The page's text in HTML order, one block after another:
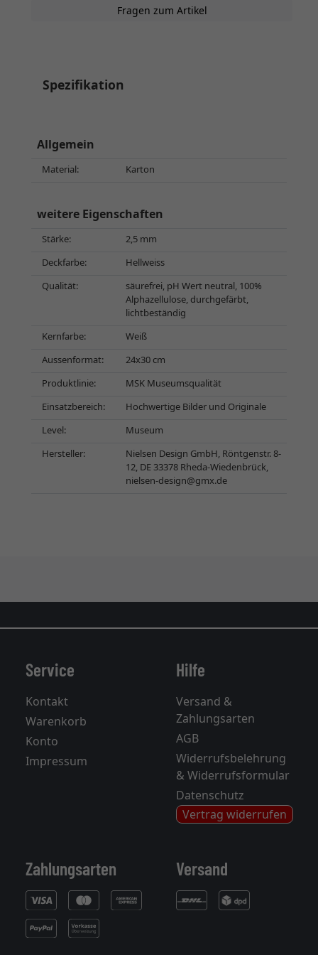
Fragen zum Artikel
Spezifikation
Allgemein
Material: Karton
weitere Eigenschaften
Stärke:
2,5 mm
Deckfarbe:
Hellweiss
Qualität:
säurefrei, pH Wert neutral, 100%
Alphazellulose, durchgefärbt,
lichtbeständig
Kernfarbe:
Weiß
Aussenformat:
24x30 cm
Produktlinie:
MSK Museumsqualität
Einsatzbereich:
Hochwertige Bilder und Originale
Level:
Museum
Hersteller:
Nielsen Design GmbH, Röntgenstr. 8-
12, DE 33378 Rheda-Wiedenbrück,
nielsen-design@gmx.de
Service
Kontakt
Warenkorb
Konto
Impressum
Hilfe
Versand &
Zahlungsarten
AGB
Widerrufsbelehrung
& Widerrufsformular
Datenschutz
Vertrag widerrufen
Zahlungsarten Versand